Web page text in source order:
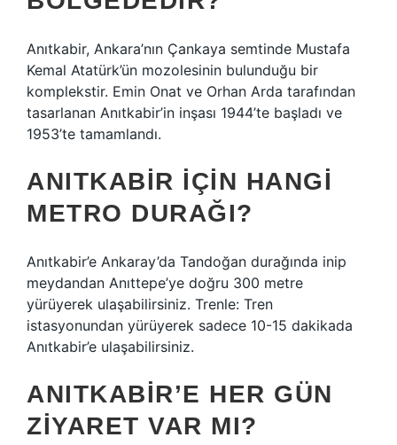
Anıtkabir, Ankara’nın Çankaya semtinde Mustafa
Kemal Atatürk’ün mozolesinin bulunduğu bir
komplekstir. Emin Onat ve Orhan Arda tarafından
tasarlanan Anıtkabir’in inşası 1944’te başladı ve
1953’te tamamlandı.
ANITKABIR IÇIN HANGI
METRO DURAĞI?
Anıtkabir’e Ankaray’da Tandoğan durağında inip
meydandan Anıttepe’ye doğru 300 metre
yürüyerek ulaşabilirsiniz. Trenle: Tren
istasyonundan yürüyerek sadece 10-15 dakikada
Anıtkabir’e ulaşabilirsiniz.
ANITKABIR’E HER GÜN
ZIYARET VAR MI?